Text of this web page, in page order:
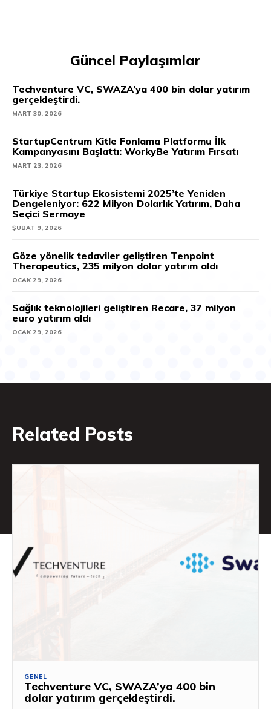
Güncel Paylaşımlar
Techventure VC, SWAZA’ya 400 bin dolar yatırım
gerçekleştirdi.
MART 30, 2026
StartupCentrum Kitle Fonlama Platformu İlk
Kampanyasını Başlattı: WorkyBe Yatırım Fırsatı
MART 23, 2026
Türkiye Startup Ekosistemi 2025’te Yeniden
Dengeleniyor: 622 Milyon Dolarlık Yatırım, Daha
Seçici Sermaye
ŞUBAT 9, 2026
Göze yönelik tedaviler geliştiren Tenpoint
Therapeutics, 235 milyon dolar yatırım aldı
OCAK 29, 2026
Sağlık teknolojileri geliştiren Recare, 37 milyon
euro yatırım aldı
OCAK 29, 2026
Related Posts
GENEL
Techventure VC, SWAZA’ya 400 bin
dolar yatırım gerçekleştirdi.